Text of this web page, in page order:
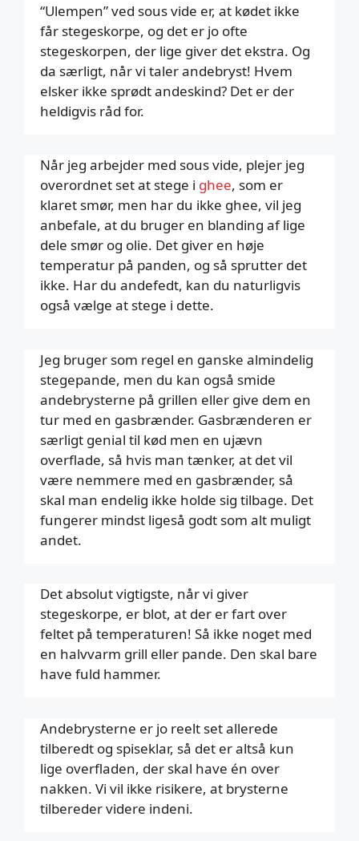
“Ulempen” ved sous vide er, at kødet ikke
får stegeskorpe, og det er jo ofte
stegeskorpen, der lige giver det ekstra. Og
da særligt, når vi taler andebryst! Hvem
elsker ikke sprødt andeskind? Det er der
heldigvis råd for.
Når jeg arbejder med sous vide, plejer jeg
overordnet set at stege i ghee, som er
klaret smør, men har du ikke ghee, vil jeg
anbefale, at du bruger en blanding af lige
dele smør og olie. Det giver en høje
temperatur på panden, og så sprutter det
ikke. Har du andefedt, kan du naturligvis
også vælge at stege i dette.
Jeg bruger som regel en ganske almindelig
stegepande, men du kan også smide
andebrysterne på grillen eller give dem en
tur med en gasbrænder. Gasbrænderen er
særligt genial til kød men en ujævn
overflade, så hvis man tænker, at det vil
være nemmere med en gasbrænder, så
skal man endelig ikke holde sig tilbage. Det
fungerer mindst ligeså godt som alt muligt
andet.
Det absolut vigtigste, når vi giver
stegeskorpe, er blot, at der er fart over
feltet på temperaturen! Så ikke noget med
en halvvarm grill eller pande. Den skal bare
have fuld hammer.
Andebrysterne er jo reelt set allerede
tilberedt og spiseklar, så det er altså kun
lige overfladen, der skal have én over
nakken. Vi vil ikke risikere, at brysterne
tilbereder videre indeni.